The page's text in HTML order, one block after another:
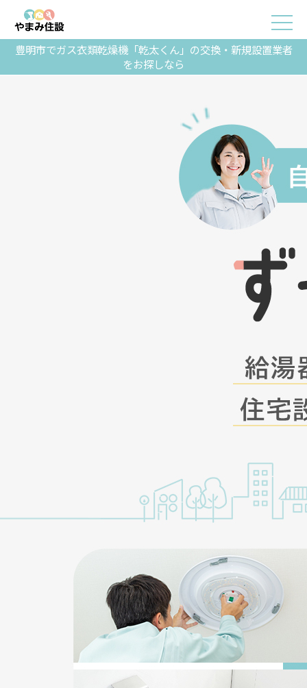
豊明市でガス衣類乾燥機「乾太くん」の交換・新規設置業者
をお探しなら